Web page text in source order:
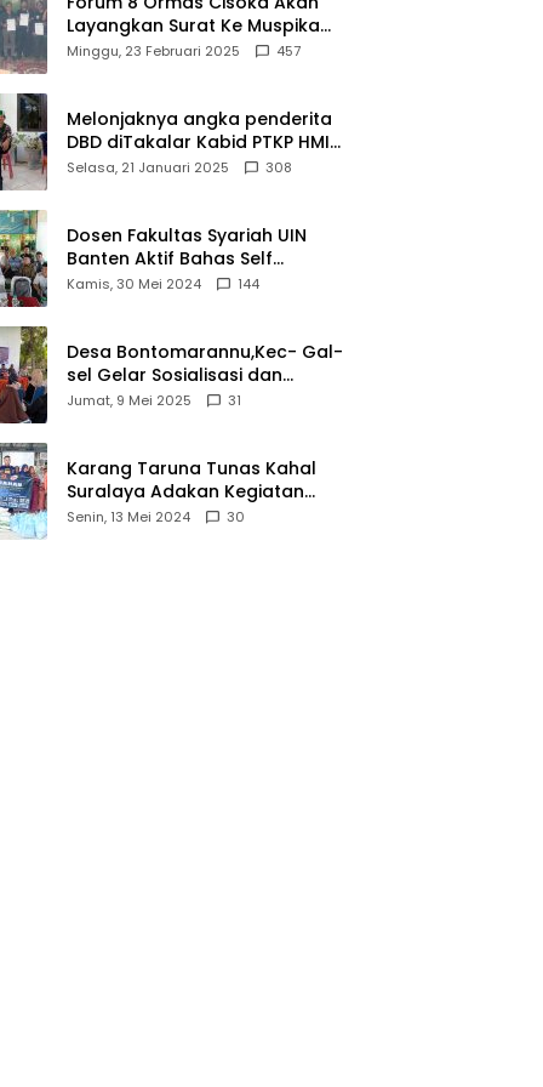
Layangkan Surat Ke Muspika
Atas Adanya Kantor Matel di
Minggu, 23 Februari 2025 457
Melonjaknya angka penderita
DBD diTakalar Kabid PTKP HMI
Cab.Takalar angkat bicara
Selasa, 21 Januari 2025 308
Dosen Fakultas Syariah UIN
Banten Aktif Bahas Self
Declare Halal dalam Forum
Kamis, 30 Mei 2024 144
Desa Bontomarannu,Kec- Gal-
sel Gelar Sosialisasi dan
Bimtek Pemutakhiran Data ID
Jumat, 9 Mei 2025 31
Karang Taruna Tunas Kahal
Suralaya Adakan Kegiatan
Bansos Terhadap Kaum
Senin, 13 Mei 2024 30